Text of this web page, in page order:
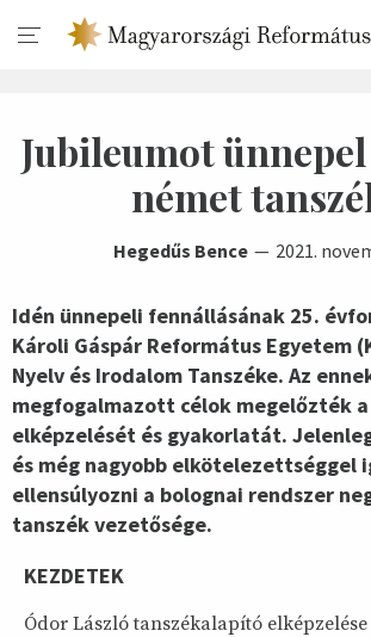
Jubileumot
német
Hegedűs Bence 2021.
Idén ünnepeli fennállásának 25.
Károli Gáspár Református Egyetem
Nyelv és Irodalom Tanszéke. Az
megfogalmazott célok megelőzték
elképzelését és gyakorlatát.
és még nagyobb elkötelezettséggel
ellensúlyozni a bolognai rendszer
tanszék vezetősége.
KEZDETEK
Ódor László tanszékalapító